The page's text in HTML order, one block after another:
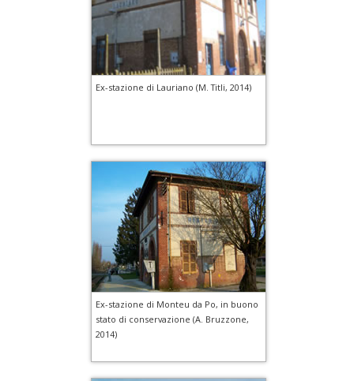
Ex-stazione di Lauriano (M. Titli, 2014)
Ex-stazione di Monteu da Po, in buono
stato di conservazione (A. Bruzzone,
2014)